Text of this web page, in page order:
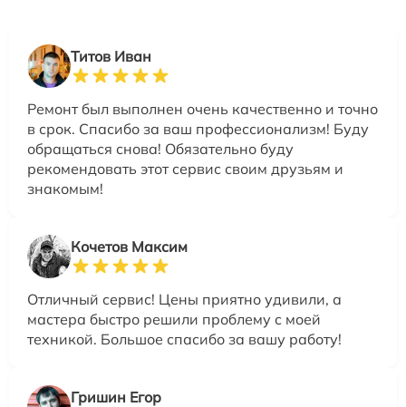
Титов Иван
Ремонт был выполнен очень качественно и точно
в срок. Спасибо за ваш профессионализм! Буду
обращаться снова! Обязательно буду
рекомендовать этот сервис своим друзьям и
знакомым!
Кочетов Максим
Отличный сервис! Цены приятно удивили, а
мастера быстро решили проблему с моей
техникой. Большое спасибо за вашу работу!
Гришин Егор